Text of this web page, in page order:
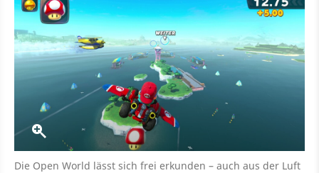
Die Open World lässt sich frei erkunden – auch aus der Luft